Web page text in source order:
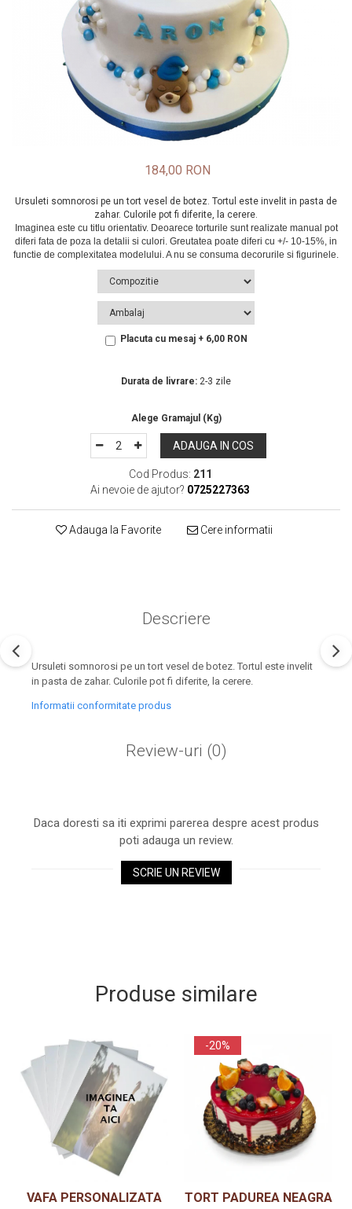
184,00 RON
Ursuleti somnorosi pe un tort vesel de botez. Tortul este invelit in pasta de
zahar. Culorile pot fi diferite, la cerere.
Placuta cu mesaj + 6,00 RON
Durata de livrare: 2-3 zile
ADAUGA IN COS
Cod Produs: 211
Ai nevoie de ajutor? 0725227363
Adauga la Favorite Cere informatii
Descriere
Ursuleti somnorosi pe un tort vesel de botez. Tortul este invelit
in pasta de zahar. Culorile pot fi diferite, la cerere.
Informatii conformitate produs
Review-uri (0)
Daca doresti sa iti exprimi parerea despre acest produs
poti adauga un review.
SCRIE UN REVIEW
Produse similare
VAFA PERSONALIZATA
-20%
TORT PADUREA NEAGRA